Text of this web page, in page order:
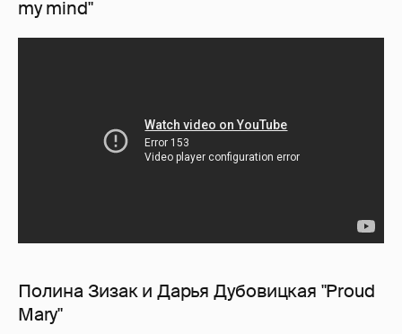
my mind"
Полина Зизак и Дарья Дубовицкая "Proud
Mary"